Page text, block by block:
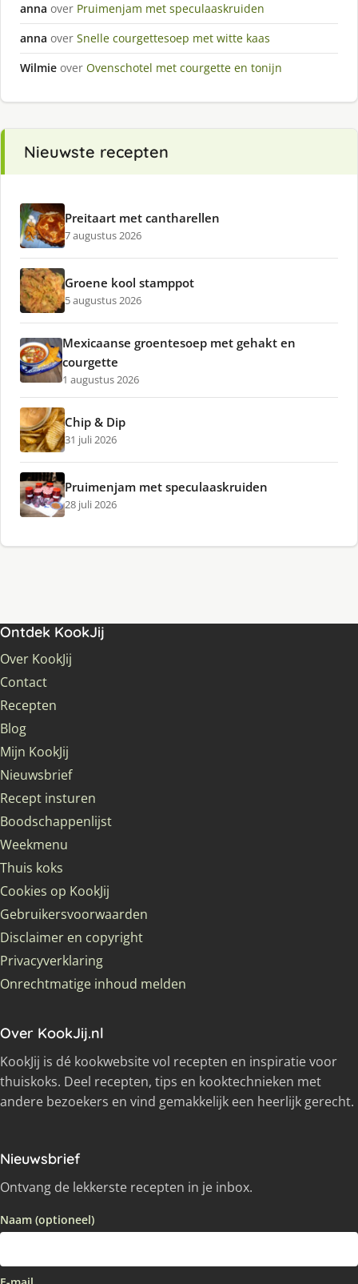
anna over Pruimenjam met speculaaskruiden
anna over Snelle courgettesoep met witte kaas
Wilmie over Ovenschotel met courgette en tonijn
Nieuwste recepten
Preitaart met cantharellen
7 augustus 2026
Groene kool stamppot
5 augustus 2026
Mexicaanse groentesoep met gehakt en
courgette
1 augustus 2026
Chip & Dip
31 juli 2026
Pruimenjam met speculaaskruiden
28 juli 2026
Ontdek KookJij
Over KookJij
Contact
Recepten
Blog
Mijn KookJij
Nieuwsbrief
Recept insturen
Boodschappenlijst
Weekmenu
Thuis koks
Cookies op KookJij
Gebruikersvoorwaarden
Disclaimer en copyright
Privacyverklaring
Onrechtmatige inhoud melden
Over KookJij.nl
KookJij is dé kookwebsite vol recepten en inspiratie voor
thuiskoks. Deel recepten, tips en kooktechnieken met
andere bezoekers en vind gemakkelijk een heerlijk gerecht.
Nieuwsbrief
Ontvang de lekkerste recepten in je inbox.
Naam (optioneel)